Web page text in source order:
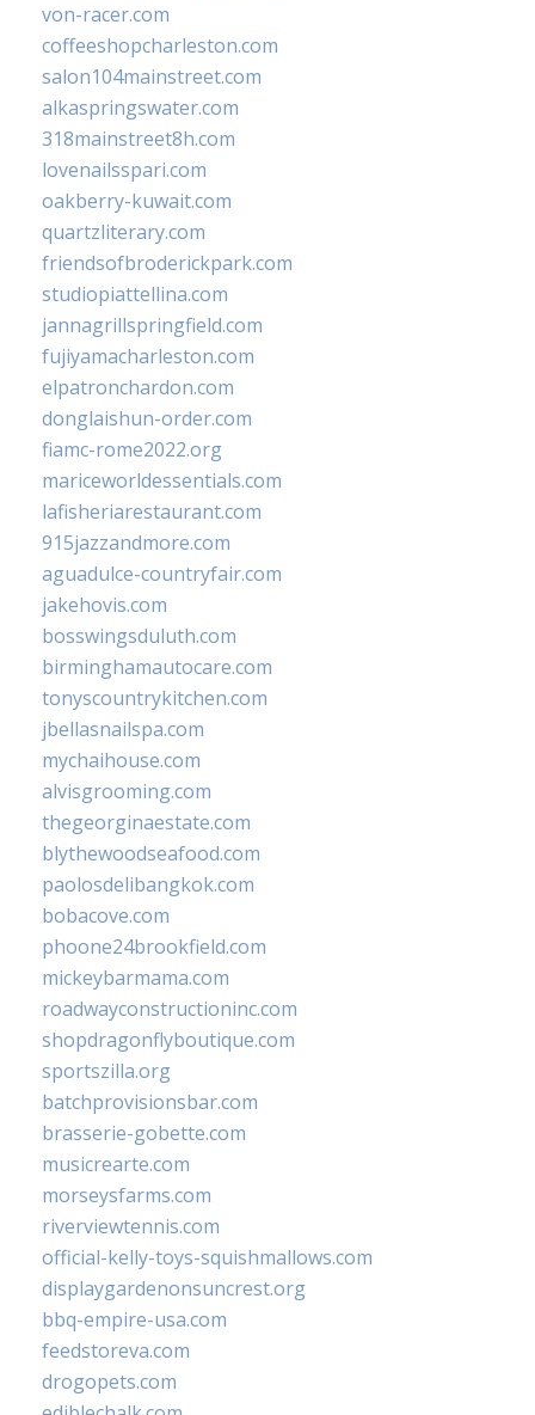
von-racer.com
coffeeshopcharleston.com
salon104mainstreet.com
alkaspringswater.com
318mainstreet8h.com
lovenailsspari.com
oakberry-kuwait.com
quartzliterary.com
friendsofbroderickpark.com
studiopiattellina.com
jannagrillspringfield.com
fujiyamacharleston.com
elpatronchardon.com
donglaishun-order.com
fiamc-rome2022.org
mariceworldessentials.com
lafisheriarestaurant.com
915jazzandmore.com
aguadulce-countryfair.com
jakehovis.com
bosswingsduluth.com
birminghamautocare.com
tonyscountrykitchen.com
jbellasnailspa.com
mychaihouse.com
alvisgrooming.com
thegeorginaestate.com
blythewoodseafood.com
paolosdelibangkok.com
bobacove.com
phoone24brookfield.com
mickeybarmama.com
roadwayconstructioninc.com
shopdragonflyboutique.com
sportszilla.org
batchprovisionsbar.com
brasserie-gobette.com
musicrearte.com
morseysfarms.com
riverviewtennis.com
official-kelly-toys-squishmallows.com
displaygardenonsuncrest.org
bbq-empire-usa.com
feedstoreva.com
drogopets.com